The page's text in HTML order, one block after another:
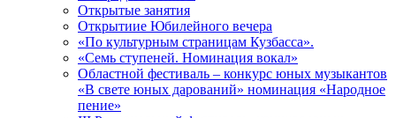
Открытые занятия
Открытиие Юбилейного вечера
«По культурным страницам Кузбасса».
«Семь ступеней. Номинация вокал»
Областной фестиваль – конкурс юных музыкантов
«В свете юных дарований» номинация «Народное
пение»